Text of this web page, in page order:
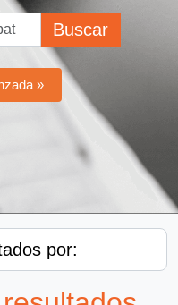
Buscar
»
por: